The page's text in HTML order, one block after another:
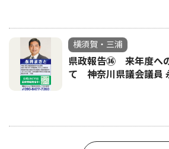
横須賀・三浦
県政報告㊱ 来年度へ
て 神奈川県議会議員